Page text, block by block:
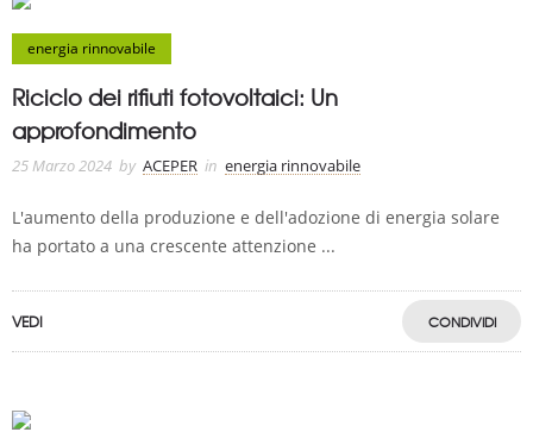
energia rinnovabile
Riciclo dei rifiuti fotovoltaici: Un
approfondimento
25 Marzo 2024 by ACEPER in energia rinnovabile
L'aumento della produzione e dell'adozione di energia solare
ha portato a una crescente attenzione ...
VEDI CONDIVIDI